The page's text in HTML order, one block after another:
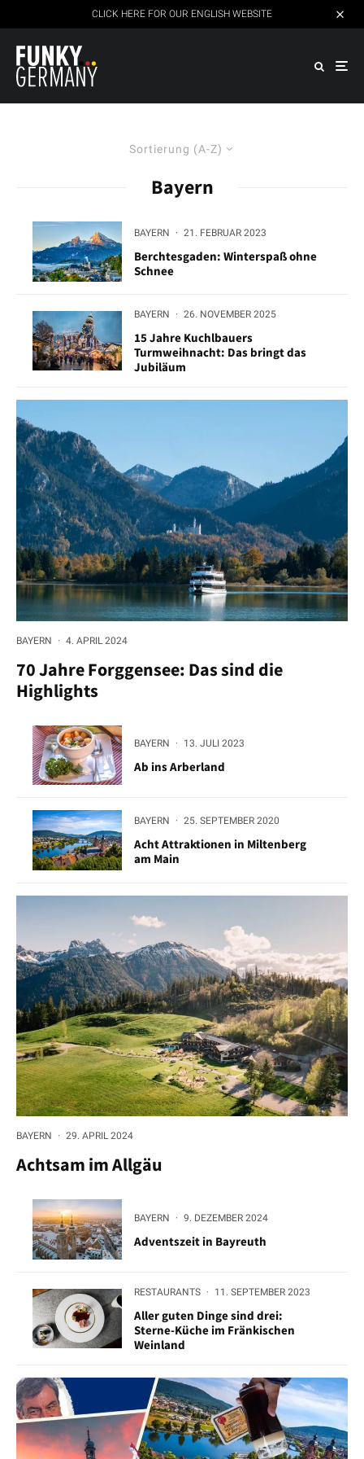
CLICK HERE FOR OUR ENGLISH WEBSITE
Sortierung (A-Z)
Bayern
BAYERN · 21. FEBRUAR 2023
Berchtesgaden: Winterspaß ohne
Schnee
BAYERN · 26. NOVEMBER 2025
15 Jahre Kuchlbauers
Turmweihnacht: Das bringt das
Jubiläum
BAYERN · 4. APRIL 2024
70 Jahre Forggensee: Das sind die
Highlights
BAYERN · 13. JULI 2023
Ab ins Arberland
BAYERN · 25. SEPTEMBER 2020
Acht Attraktionen in Miltenberg
am Main
BAYERN · 29. APRIL 2024
Achtsam im Allgäu
BAYERN · 9. DEZEMBER 2024
Adventszeit in Bayreuth
RESTAURANTS · 11. SEPTEMBER 2023
Aller guten Dinge sind drei:
Sterne-Küche im Fränkischen
Weinland